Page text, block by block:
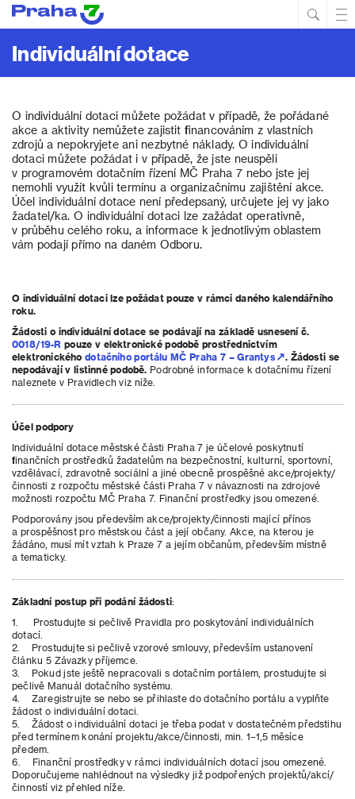
Individuální dotace
O individuální dotaci můžete požádat v případě, že pořádané
akce a aktivity nemůžete zajistit financováním z vlastních
zdrojů a nepokryjete ani nezbytné náklady. O individuální
dotaci můžete požádat i v případě, že jste neuspěli
v programovém dotačním řízení MČ Praha 7 nebo jste jej
nemohli využít kvůli termínu a organizačnímu zajištění akce.
Účel individuální dotace není předepsaný, určujete jej vy jako
žadatel/ka. O individuální dotaci lze zažádat operativně,
v průběhu celého roku, a informace k jednotlivým oblastem
vám podají přímo na daném Odboru.
O individuální dotaci lze požádat pouze v rámci daného kalendářního
roku.
Žádosti o individuální dotace se podávají na základě usnesení č.
0018/19-R pouze v elektronické podobě prostřednictvím
elektronickéhodotačního portálu MČ Praha 7 – Grantys
. Žádosti se
nepodávají v listinné podobě. Podrobné informace k dotačnímu řízení
naleznete v Pravidlech viz níže.
Účel podpory
Individuální dotace městské části Praha 7 je účelové poskytnutí
finančních prostředků žadatelům na bezpečnostní, kulturní, sportovní,
vzdělávací, zdravotně sociální a jiné obecně prospěšné akce/projekty/
činnosti z rozpočtu městské části Praha 7 v návaznosti na zdrojové
možnosti rozpočtu MČ Praha 7. Finanční prostředky jsou omezené.
Podporovány jsou především akce/projekty/činnosti mající přínos
a prospěšnost pro městskou část a její občany. Akce, na kterou je
žádáno, musí mít vztah k Praze 7 a jejím občanům, především místně
a tematicky.
Základní postup při podání žádosti:
1. Prostudujte si pečlivě Pravidla pro poskytování individuálních
dotací.
2. Prostudujte si pečlivě vzorové smlouvy, především ustanovení
článku 5 Závazky příjemce.
3. Pokud jste ještě nepracovali s dotačním portálem, prostudujte si
pečlivě Manuál dotačního systému.
4. Zaregistrujte se nebo se přihlaste do dotačního portálu a vyplňte
žádost o individuální dotaci.
5. Žádost o individuální dotaci je třeba podat v dostatečném předstihu
před termínem konání projektu/akce/činnosti, min. 1–1,5 měsíce
předem.
6. Finanční prostředky v rámci individuálních dotací jsou omezené.
Doporučujeme nahlédnout na výsledky již podpořených projektů/akcí/
činností viz přehled níže.